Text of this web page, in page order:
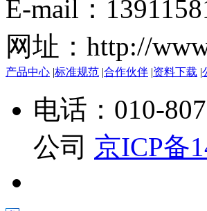
E-mail：
网址：http://
产品中心 |标准规范 |合作伙伴 |资料下载 |
电话：010-
公司 京ICP备